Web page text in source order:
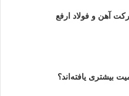
آهن و فولاد ارفع
بیشتری یافته‌اند؟